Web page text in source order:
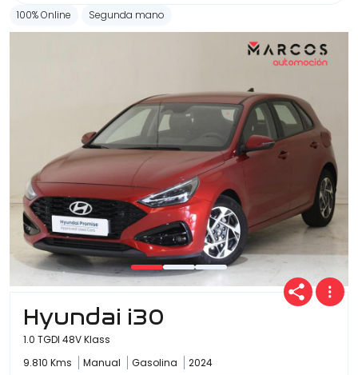
100% Online Segunda mano
Hyundai i30
1.0 TGDI 48V Klass
9.810 Kms
Manual Gasolina 2024